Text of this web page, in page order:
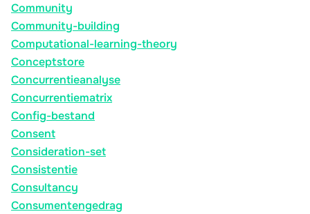
Community
Community-building
Computational-learning-theory
Conceptstore
Concurrentieanalyse
Concurrentiematrix
Config-bestand
Consent
Consideration-set
Consistentie
Consultancy
Consumentengedrag